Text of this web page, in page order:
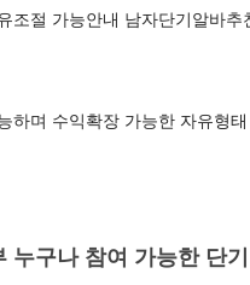
조절 가능안내 남자단기알바
하며 수익확장 가능한 자유형
누구나 참여 가능한 단